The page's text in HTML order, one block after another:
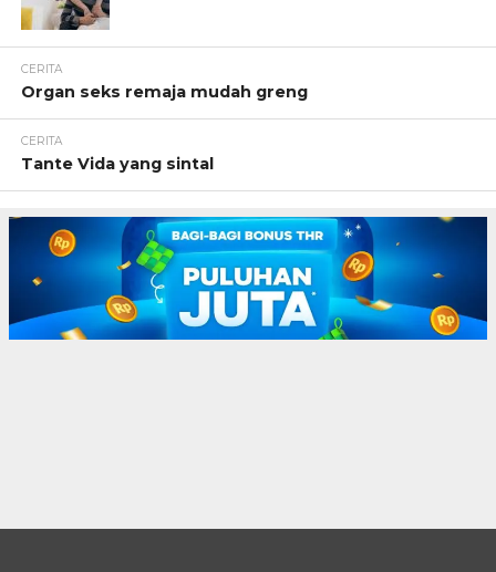
CERITA
Organ seks remaja mudah greng
CERITA
Tante Vida yang sintal